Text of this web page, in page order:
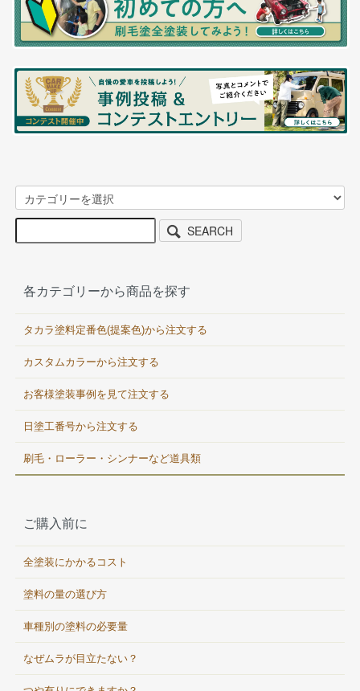
SEARCH
各カテゴリーから商品を探す
タカラ塗料定番色(提案色)から注文する
カスタムカラーから注文する
お客様塗装事例を見て注文する
日塗工番号から注文する
刷毛・ローラー・シンナーなど道具類
ご購入前に
全塗装にかかるコスト
塗料の量の選び方
車種別の塗料の必要量
なぜムラが目立たない？